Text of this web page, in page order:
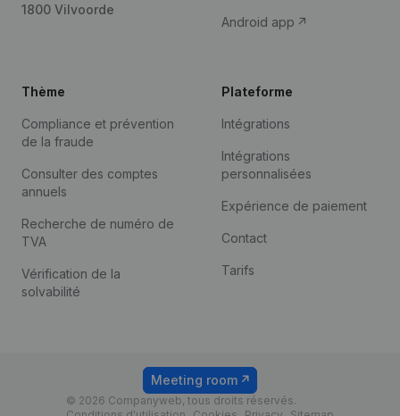
1800 Vilvoorde
Android app
Thème
Compliance et prévention
de la fraude
Consulter des comptes
annuels
Recherche de numéro de
TVA
Vérification de la
solvabilité
Plateforme
Intégrations
Intégrations
personnalisées
Expérience de paiement
Contact
Tarifs
© 2026 Companyweb, tous droits réservés.
Meeting room